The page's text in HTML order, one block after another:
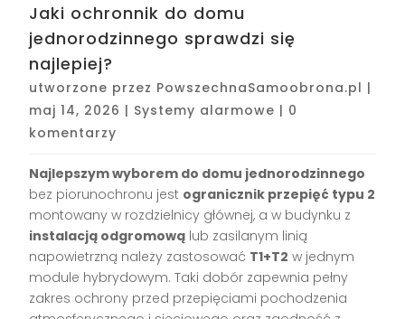
Jaki ochronnik do domu
jednorodzinnego sprawdzi się
najlepiej?
utworzone przez PowszechnaSamoobrona.pl |
maj 14, 2026 | Systemy alarmowe | 0
komentarzy
Najlepszym wyborem do domu jednorodzinnego
bez piorunochronu jest ogranicznik przepięć typu 2
montowany w rozdzielnicy głównej, a w budynku z
instalacją odgromową lub zasilanym linią
napowietrzną należy zastosować T1+T2 w jednym
module hybrydowym. Taki dobór zapewnia pełny
zakres ochrony przed przepięciami pochodzenia